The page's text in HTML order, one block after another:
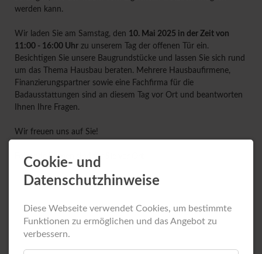
werden kann.
Wir laden Sie am Samstag, den 10. Mai 2025 in der Zeit von
11:00 - 16:00 Uhrzu unserem Tag der offenen Tür ein.
Besichtigen Sie unsere Baugrundstücke und lassen Sie sich rund
um das Thema Hausbau beraten. Mehrere Hausbaufirmene,
Finanzierungspartner sowie eine Fachfirma für die
Badausstattungen sind an diesem Tag vor Ort und beantworten
Ihnen Ihre Fragen.
Wir freuen uns auf Sie!
Folgende Firmen sind für Sie vor Ort:
Cookie- und
Datenschutzhinweise
Diese Webseite verwendet Cookies, um bestimmte
Funktionen zu ermöglichen und das Angebot zu
verbessern.